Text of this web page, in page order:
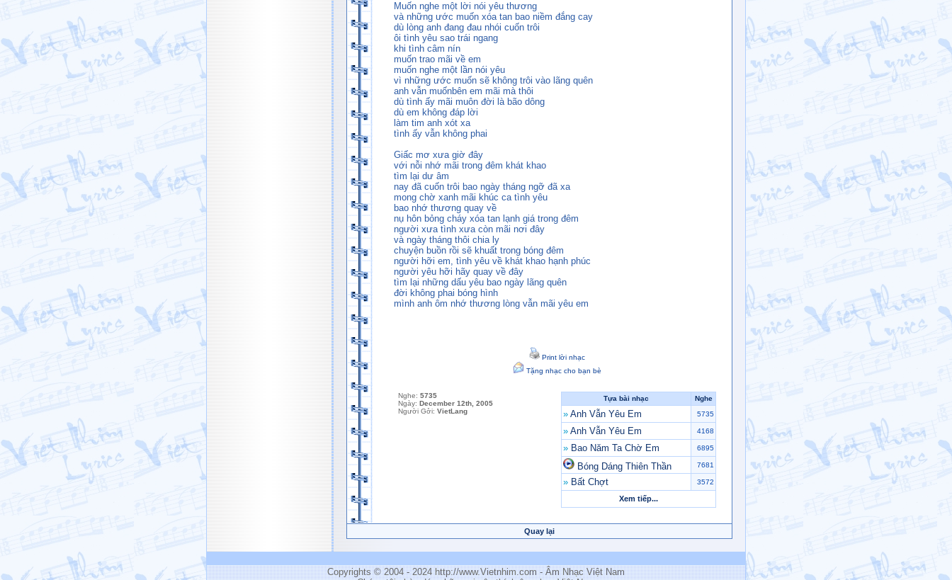
Muốn nghe một lời nói yêu thương
và những ước muốn xóa tan bao niềm đắng cay
dù lòng anh đang đau nhói cuốn trôi
ôi tình yêu sao trái ngang
khi tình câm nín
muốn trao mãi về em
muốn nghe một lần nói yêu
vì những ước muốn sẽ không trôi vào lãng quên
anh vẫn muốnbên em mãi mà thôi
dù tình ấy mãi muôn đời là bão dông
dù em không đáp lời
làm tim anh xót xa
tình ấy vẫn không phai
Giấc mơ xưa giờ đây
với nỗi nhớ mãi trong đêm khát khao
tìm lại dư âm
nay đã cuốn trôi bao ngày tháng ngỡ đã xa
mong chờ xanh mãi khúc ca tình yêu
bao nhớ thương quay về
nụ hôn bỏng cháy xóa tan lạnh giá trong đêm
người xưa tình xưa còn mãi nơi đây
và ngày tháng thôi chia ly
chuyện buồn rồi sẽ khuất trong bóng đêm
người hỡi em, tình yêu về khát khao hạnh phúc
người yêu hỡi hãy quay về đây
tìm lại những dấu yêu bao ngày lãng quên
đời không phai bóng hình
mình anh ôm nhớ thương lòng vẫn mãi yêu em
Print lời nhạc
Tặng nhạc cho bạn bè
Nghe: 5735
Ngày: December 12th, 2005
Người Gởi: VietLang
Tựa bài nhạc Nghe
» Anh Vẫn Yêu Em 5735
» Anh Vẫn Yêu Em 4168
» Bao Năm Ta Chờ Em 6895
Bóng Dáng Thiên Thần 7681
» Bất Chợt 3572
Xem tiếp...
Quay lại
Copyrights © 2004 - 2024 http://www.Vietnhim.com - Âm Nhạc Việt Nam